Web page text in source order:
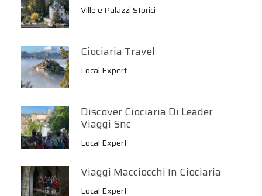
Ville e Palazzi Storici
Ciociaria Travel
Local Expert
Discover Ciociaria Di Leader
Viaggi Snc
Local Expert
Viaggi Macciocchi In Ciociaria
Local Expert